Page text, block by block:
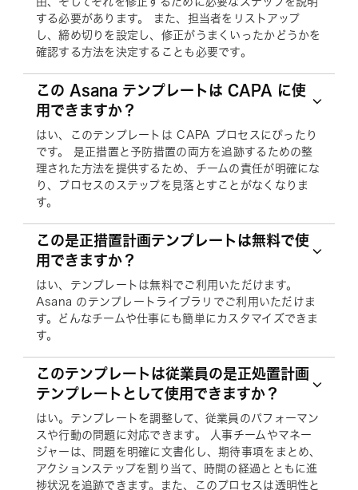
する必要があります。 また、担当者をリストアップ
し、締め切りを設定し、修正がうまくいったかどうかを
確認する方法を決定することも必要です。
この Asana テンプレートは CAPA に使
用できますか？
はい、このテンプレートは CAPA プロセスにぴったり
です。 是正措置と予防措置の両方を追跡するための整
理された方法を提供するため、チームの責任が明確にな
り、プロセスのステップを見落とすことがなくなりま
す。
この是正措置計画テンプレートは無料で使
用できますか？
はい、テンプレートは無料でご利用いただけます。
Asana のテンプレートライブラリでご利用いただけま
す。どんなチームや仕事にも簡単にカスタマイズできま
す。
このテンプレートは従業員の是正処置計画
テンプレートとして使用できますか？
はい。テンプレートを調整して、従業員のパフォーマン
スや行動の問題に対応できます。 人事チームやマネー
ジャーは、問題を明確に文書化し、期待事項をまとめ、
アクションステップを割り当て、時間の経過とともに進
捗状況を追跡できます。また、このプロセスは透明性と